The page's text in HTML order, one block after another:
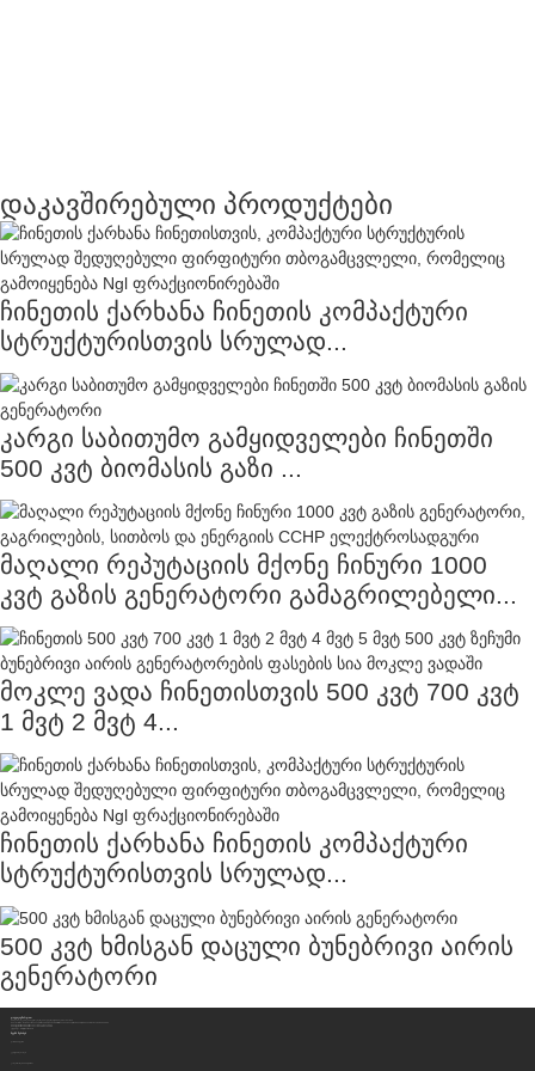
დაკავშირებული პროდუქტები
ჩინეთის ქარხანა ჩინეთის კომპაქტური
სტრუქტურისთვის სრულად...
კარგი საბითუმო გამყიდველები ჩინეთში
500 კვტ ბიომასის გაზი ...
მაღალი რეპუტაციის მქონე ჩინური 1000
კვტ გაზის გენერატორი გამაგრილებელი...
მოკლე ვადა ჩინეთისთვის 500 კვტ 700 კვტ
1 მვტ 2 მვტ 4...
ჩინეთის ქარხანა ჩინეთის კომპაქტური
სტრუქტურისთვის სრულად...
500 კვტ ხმისგან დაცული ბუნებრივი აირის
გენერატორი
Დაგვიკავშირდით